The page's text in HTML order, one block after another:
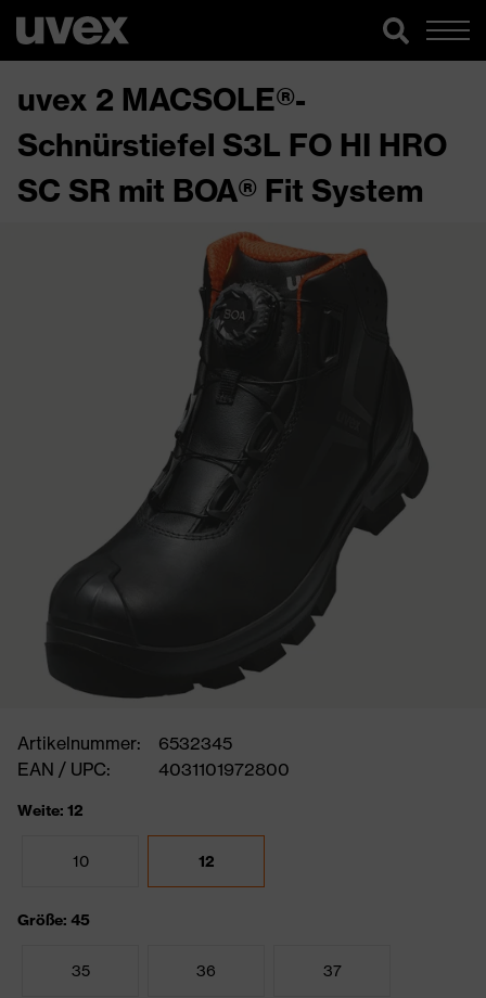
uvex 2 MACSOLE®-
Schnürstiefel S3L FO HI HRO
SC SR mit BOA® Fit System
Artikelnummer:
6532345
EAN / UPC:
4031101972800
Weite: 12
10 12
Größe: 45
35 36 37